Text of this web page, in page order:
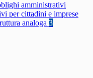
amministrativi
per cittadini e imprese
analoga 3